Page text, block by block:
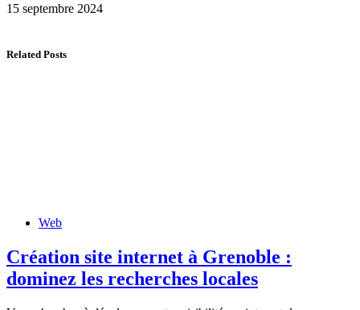
15 septembre 2024
Related Posts
Web
Création site internet à Grenoble :
dominez les recherches locales